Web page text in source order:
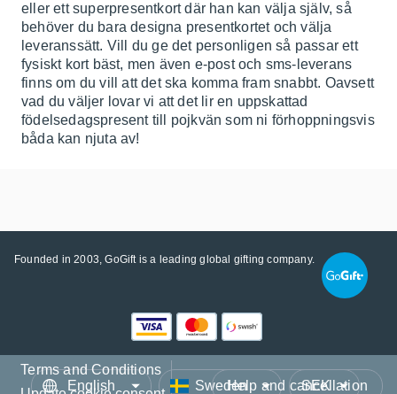
eller ett superpresentkort där han kan välja själv, så
behöver du bara designa presentkortet och välja
leveranssätt. Vill du ge det personligen så passar ett
fysiskt kort bäst, men även e-post och sms-leverans
finns om du vill att det ska komma fram snabbt. Oavsett
vad du väljer lovar vi att det lir en uppskattad
födelsedagspresent till pojkvän som ni förhoppningsvis
båda kan njuta av!
Founded in 2003, GoGift is a leading global gifting company.
Terms and Conditions
Language Country/Region Currency
Help and cancellation